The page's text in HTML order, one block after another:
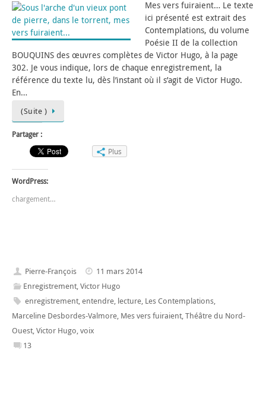
Mes vers fuiraient… Le texte
ici présenté est extrait des
Contemplations, du volume
Poésie II de la collection
BOUQUINS des œuvres complètes de Victor Hugo, à la page
302. Je vous indique, lors de chaque enregistrement, la
référence du texte lu, dès l’instant où il s’agit de Victor Hugo.
En…
(Suite )
Partager :
Plus
WordPress:
chargement…
Pierre-François
11 mars 2014
Enregistrement,Victor Hugo
enregistrement,entendre, lecture, Les Contemplations,
Marceline Desbordes-Valmore, Mes vers fuiraient,Théâtre du Nord-
Ouest,Victor Hugo,voix
13